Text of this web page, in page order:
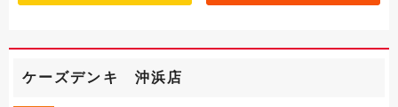
ケーズデンキ 沖浜店